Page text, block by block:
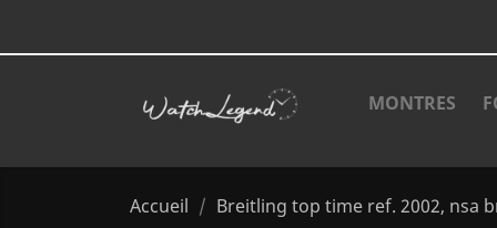
MONTRES
Accueil Breitling top time ref. 2002, nsa